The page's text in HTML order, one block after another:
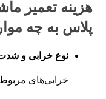
هزینه تعمیر
پلاس به چه
نوع خرابی و
خرابی‌های مربوط